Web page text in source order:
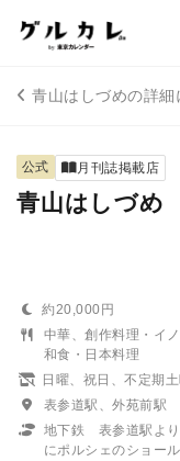
青山はしづめの詳細
公式 月刊誌掲載店
青山はしづめ
約20,000円
中華、創作料理・イ
和食・日本料理
日曜、祝日、不定期
表参道駅、外苑前駅
地下鉄 表参道駅よ
にポルシェのショー